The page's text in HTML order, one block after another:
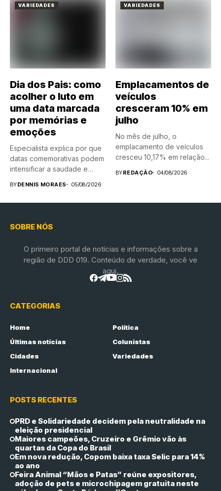
VARIEDADES
Dia dos Pais: como
acolher o luto em
uma data marcada
por memórias e
emoções
Especialista explica por que
datas comemorativas podem
intensificar a saudade e
BYDENNIS MORAES 05/08/2026
VARIEDADES
Emplacamentos de
veículos
cresceram 10% em
julho
No mês de julho, o
emplacamento de veículos
cresceu 10,17% em relação...
BYREDAÇÃO 04/08/2026
SOBRE NÓS
O primeiro portal de notícias e informações sobre a
região de DDD 019. Conteúdo de verdade, você ve
aqui.
CATEGORIAS
Home
Política
Últimas notícias
Colunistas
Cidades
Variedades
Internacional
POSTS RECENTES
PRD e Solidariedade decidem pela neutralidade na
eleição presidencial
Maiores campeões, Cruzeiro e Grêmio vão às
quartas da Copa do Brasil
Em nova redução, Copom baixa taxa Selic para 14%
ao ano
Feira Animal “Mãos e Patas” reúne expositores,
adoção de pets e microchipagem gratuita neste